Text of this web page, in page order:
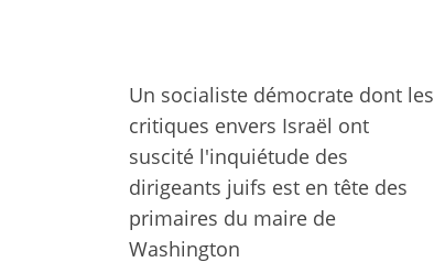
Un socialiste démocrate dont les
critiques envers Israël ont
suscité l'inquiétude des
dirigeants juifs est en tête des
primaires du maire de
Washington